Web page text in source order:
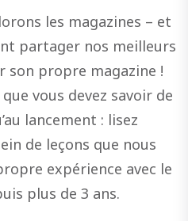
les magazines – et
partager nos meilleurs
son propre magazine !
vous devez savoir de
lancement : lisez
de leçons que nous
expérience avec le
plus de 3 ans.